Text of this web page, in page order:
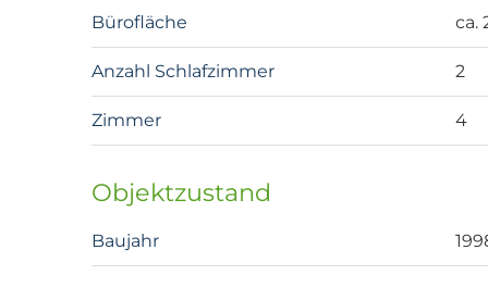
Bürofläche ca.
Anzahl Schlafzimmer 2
Zimmer 4
Objektzustand
Baujahr